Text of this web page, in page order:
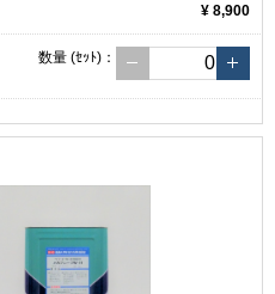
¥ 8,900
数量 (ｾｯﾄ) ：